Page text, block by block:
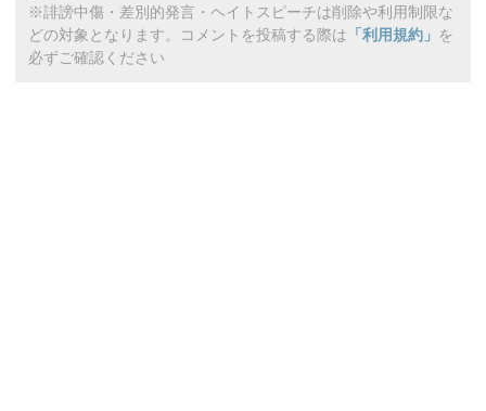
※誹謗中傷・差別的発言・ヘイトスピーチは削除や利用制限な
どの対象となります。コメントを投稿する際は 「利用規約」 を
必ずご確認ください